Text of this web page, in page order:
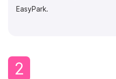
EasyPark.
2